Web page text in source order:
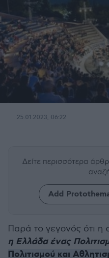
25.01.2023, 06:22
Δείτε περισσότερα
Add
Παρά το γεγονός ότι
η Ελλάδα ένας
Πολιτισμού και